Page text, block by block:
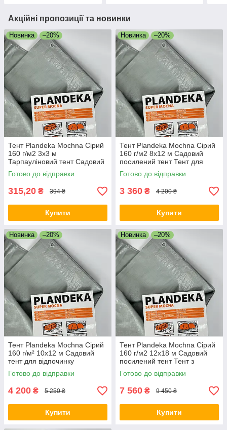
Акційні пропозиції та новинки
Новинка –20%
Тент Plandeka Mochna Сірий
160 г/м2 3х3 м
Тарпауліновий тент Садовий
накривний тент
Готово до відправки
315,20 ₴ 394 ₴
Купити
Новинка –20%
Тент Plandeka Mochna Сірий
160 г/м2 8х12 м Садовий
посилений тент Тент для
захисту від снігу
Готово до відправки
3 360 ₴ 4 200 ₴
Купити
Новинка –20%
Тент Plandeka Mochna Сірий
160 г/м² 10х12 м Садовий
тент для відпочинку
Автомобільний сірий тент
Укривний тент
Готово до відправки
4 200 ₴ 5 250 ₴
Купити
Новинка –20%
Тент Plandeka Mochna Сірий
160 г/м2 12х18 м Садовий
посилений тент Тент з
люверсами для сільського
господарства
Готово до відправки
7 560 ₴ 9 450 ₴
Купити